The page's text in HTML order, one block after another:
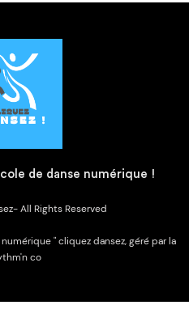
de danse numérique !
All Rights Reserved
" cliquez dansez, géré par la
co